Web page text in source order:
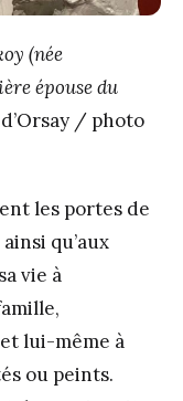
(née
épouse du
/ photo
les portes de
qu’aux
vie à
lui-même à
ou peints.